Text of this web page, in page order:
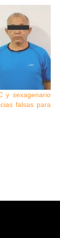
y sexagenario
falsas para